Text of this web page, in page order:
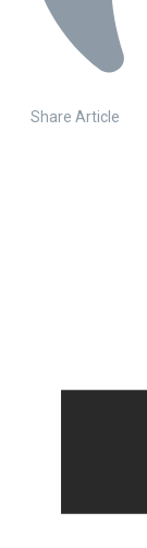
Share Article